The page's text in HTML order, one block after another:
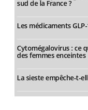
sud de la France ?
Les médicaments
Cytomégalovirus : ce
des femmes enceintes
La sieste empêche-t-